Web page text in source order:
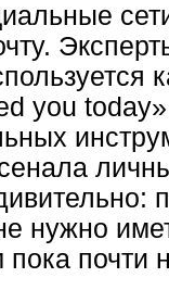
you
нужно
почти